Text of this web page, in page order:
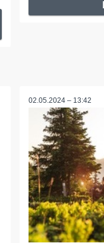
02.05.2024 – 13:42